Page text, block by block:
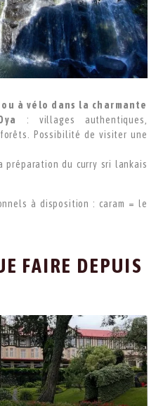
à vélo dans la charmante
: villages authentiques,
Possibilité de visiter une
préparation du curry sri lankais
à disposition : caram = le
FAIRE DEPUIS